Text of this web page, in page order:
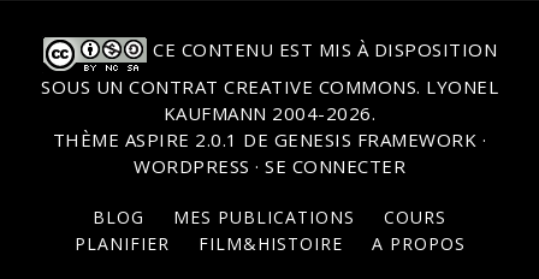
CE CONTENU EST MIS À DISPOSITION
SOUS UN CONTRAT CREATIVE COMMONS. LYONEL
KAUFMANN 2004-2026.
THÈME ASPIRE 2.0.1 DE GENESIS FRAMEWORK ·
WORDPRESS · SE CONNECTER
BLOG MES PUBLICATIONS
COURS
PLANIFIER
FILM&HISTOIRE A PROPOS